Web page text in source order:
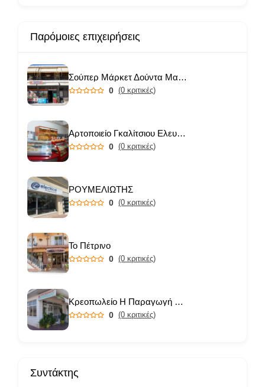
Παρόμοιες επιχειρήσεις
Σούπερ Μάρκετ Δούντα Μαριάνθη
0 (0 κριτικές)
Αρτοποιείο Γκαλίτσιου Ελευθερία
0 (0 κριτικές)
ΡΟΥΜΕΛΙΩΤΗΣ
0 (0 κριτικές)
Το Πέτρινο
0 (0 κριτικές)
Κρεοπωλείο Η Παραγωγή μας
0 (0 κριτικές)
Συντάκτης